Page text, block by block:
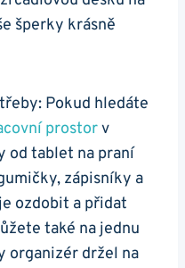
šperky krásně
Pokud hledáte
prostorv
od tablet na praní
zápisníky⁣ a
ozdobit‌ a přidat
také na jednu
organizér držel na